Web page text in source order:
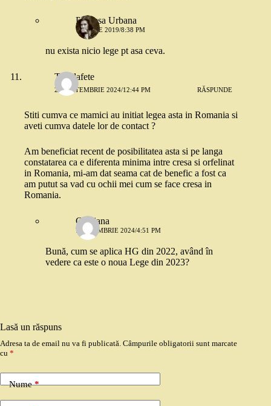
Printesa Urbana
16 IULIE 2019/8:38 PM
nu exista nicio lege pt asa ceva.
Tata’lafete
28 SEPTEMBRIE 2024/12:44 PM RĂSPUNDE
Stiti cumva ce mamici au initiat legea asta in Romania si
aveti cumva datele lor de contact ?
Am beneficiat recent de posibilitatea asta si pe langa
constatarea ca e diferenta minima intre cresa si orfelinat
in Romania, mi-am dat seama cat de benefic a fost ca
am putut sa vad cu ochii mei cum se face cresa in
Romania.
Cristiana
7 NOIEMBRIE 2024/4:51 PM
Bună, cum se aplica HG din 2022, având în
vedere ca este o noua Lege din 2023?
Lasă un răspuns
Adresa ta de email nu va fi publicată. Câmpurile obligatorii sunt marcate
cu *
Nume*